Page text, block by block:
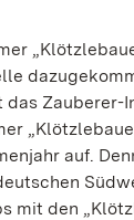
auf.
mit den